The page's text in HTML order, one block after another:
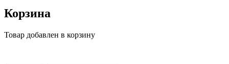
Корзина
Товар добавлен в корзину